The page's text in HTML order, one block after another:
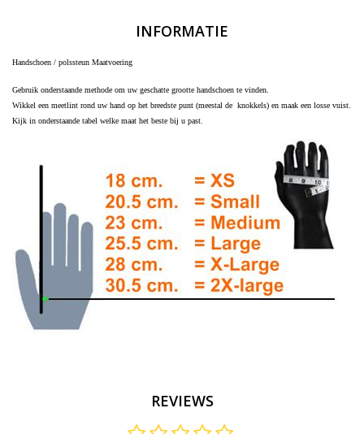
INFORMATIE
Handschoen / polssteun Maatvoering
Gebruik onderstaande methode om uw geschatte grootte handschoen te vinden.
Wikkel een meetlint rond uw hand op het breedste punt (meestal de knokkels) en maak een losse vuist.
Kijk in onderstaande tabel welke maat het beste bij u past.
REVIEWS